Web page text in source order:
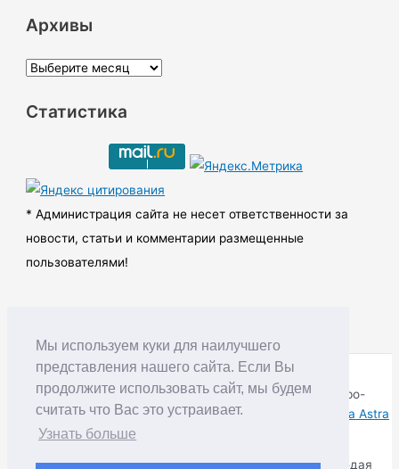
Мы используем куки для наилучшего
представления нашего сайта. Если Вы
продолжите использовать сайт, мы будем
считать что Вас это устраивает.
Узнать больше
Архивы
А
х
ы
Статистика
* Администрация сайта не несет ответственности за
новости, статьи и комментарии размещенные
пользователями!
Copyright © RUDNIK.MOBI 28.06.2008 - 2026 | Северо-
Енисейский округ Красноярского края | Powered by
Тема Astra
Копирование материалов разрешается только соблюдая